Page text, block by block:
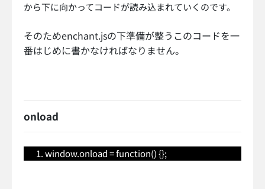
から下に向かってコードが読み込まれていくのです。
そのためenchant.jsの下準備が整うこのコードを一
番はじめに書かなければなりません。
onload
window.onload = function() {};